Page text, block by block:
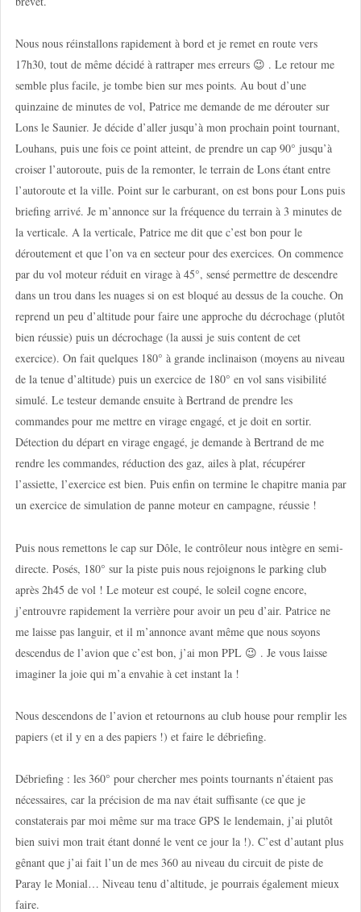
Nous nous réinstallons rapidement à bord et je remet en route vers
17h30, tout de même décidé à rattraper mes erreurs 😉 . Le retour me
semble plus facile, je tombe bien sur mes points. Au bout d’une
quinzaine de minutes de vol, Patrice me demande de me dérouter sur
Lons le Saunier. Je décide d’aller jusqu’à mon prochain point tournant,
Louhans, puis une fois ce point atteint, de prendre un cap 90° jusqu’à
croiser l’autoroute, puis de la remonter, le terrain de Lons étant entre
l’autoroute et la ville. Point sur le carburant, on est bons pour Lons puis
briefing arrivé. Je m’annonce sur la fréquence du terrain à 3 minutes de
la verticale. A la verticale, Patrice me dit que c’est bon pour le
déroutement et que l’on va en secteur pour des exercices. On commence
par du vol moteur réduit en virage à 45°, sensé permettre de descendre
dans un trou dans les nuages si on est bloqué au dessus de la couche. On
reprend un peu d’altitude pour faire une approche du décrochage (plutôt
bien réussie) puis un décrochage (la aussi je suis content de cet
exercice). On fait quelques 180° à grande inclinaison (moyens au niveau
de la tenue d’altitude) puis un exercice de 180° en vol sans visibilité
simulé. Le testeur demande ensuite à Bertrand de prendre les
commandes pour me mettre en virage engagé, et je doit en sortir.
Détection du départ en virage engagé, je demande à Bertrand de me
rendre les commandes, réduction des gaz, ailes à plat, récupérer
l’assiette, l’exercice est bien. Puis enfin on termine le chapitre mania par
un exercice de simulation de panne moteur en campagne, réussie !
Puis nous remettons le cap sur Dôle, le contrôleur nous intègre en semi-
directe. Posés, 180° sur la piste puis nous rejoignons le parking club
après 2h45 de vol ! Le moteur est coupé, le soleil cogne encore,
j’entrouvre rapidement la verrière pour avoir un peu d’air. Patrice ne
me laisse pas languir, et il m’annonce avant même que nous soyons
descendus de l’avion que c’est bon, j’ai mon PPL 😉 . Je vous laisse
imaginer la joie qui m’a envahie à cet instant la !
Nous descendons de l’avion et retournons au club house pour remplir les
papiers (et il y en a des papiers !) et faire le débriefing.
Débriefing : les 360° pour chercher mes points tournants n’étaient pas
nécessaires, car la précision de ma nav était suffisante (ce que je
constaterais par moi même sur ma trace GPS le lendemain, j’ai plutôt
bien suivi mon trait étant donné le vent ce jour la !). C’est d’autant plus
gênant que j’ai fait l’un de mes 360 au niveau du circuit de piste de
Paray le Monial… Niveau tenu d’altitude, je pourrais également mieux
faire.